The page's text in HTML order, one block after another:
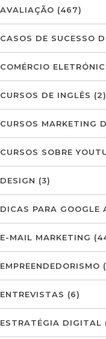
AVALIAÇÃO (467)
CASOS DE SUCESSO
COMÉRCIO
CURSOS DE INGLÊS (2)
CURSOS MARKETING
CURSOS SOBRE
DESIGN (3)
DICAS PARA GOOGLE
E-MAIL MARKETING
EMPREENDEDORISMO
ENTREVISTAS (6)
ESTRATÉGIA DIGITAL